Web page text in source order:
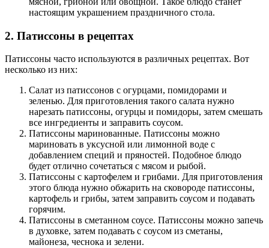
настоящим украшением праздничного стола.
2. Патиссоны в рецептах
Патиссоны часто используются в различных рецептах. Вот
несколько из них:
Салат из патиссонов с огурцами, помидорами и
зеленью. Для приготовления такого салата нужно
нарезать патиссоны, огурцы и помидоры, затем смешать
все ингредиенты и заправить соусом.
Патиссоны маринованные. Патиссоны можно
мариновать в уксусной или лимонной воде с
добавлением специй и пряностей. Подобное блюдо
будет отлично сочетаться с мясом и рыбой.
Патиссоны с картофелем и грибами. Для приготовления
этого блюда нужно обжарить на сковороде патиссоны,
картофель и грибы, затем заправить соусом и подавать
горячим.
Патиссоны в сметанном соусе. Патиссоны можно запечь
в духовке, затем подавать с соусом из сметаны,
майонеза, чеснока и зелени.